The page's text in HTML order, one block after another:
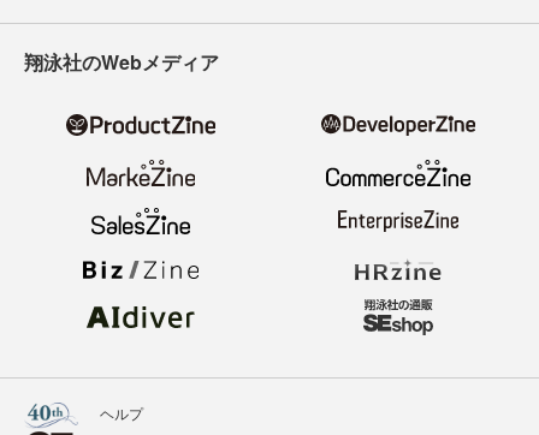
翔泳社のWebメディア
ヘルプ